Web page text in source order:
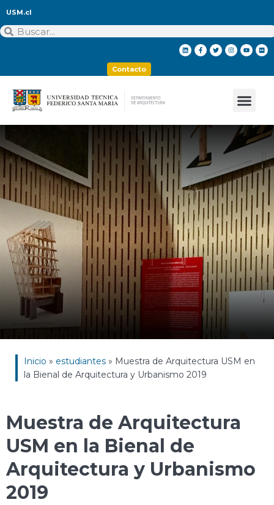
USM.cl
Contacto
Inicio » estudiantes » Muestra de Arquitectura USM en
la Bienal de Arquitectura y Urbanismo 2019
Muestra de Arquitectura
USM en la Bienal de
Arquitectura y Urbanismo
2019